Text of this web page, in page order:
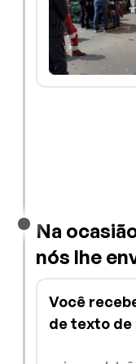
Na
nós lhe
Você
de texto de